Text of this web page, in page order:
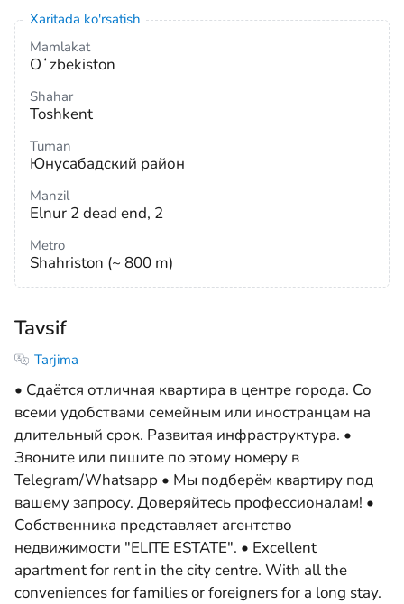
Xaritada ko'rsatish
Mamlakat
Oʻzbekiston
Shahar
Toshkent
Tuman
Юнусабадский район
Manzil
Elnur 2 dead end, 2
Metro
Shahriston (~ 800 m)
Tavsif
Tarjima
• Сдаётся отличная квартира в центре города. Со
всеми удобствами семейным или иностранцам на
длительный срок. Развитая инфраструктура. •
Звоните или пишите по этому номеру в
Telegram/Whatsapp • Мы подберём квартиру под
вашему запросу. Доверяйтесь профессионалам! •
Собственника представляет агентство
недвижимости "ELITE ESTATE". • Excellent
apartment for rent in the city centre. With all the
conveniences for families or foreigners for a long stay.